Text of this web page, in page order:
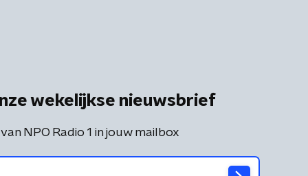
wekelijkse nieuwsbrief
NPO Radio 1 in jouw mailbox